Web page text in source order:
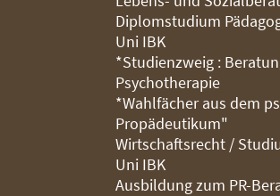
Diplomstudium
Uni IBK
*Studienzweig :
Psychotherapie
*Wahlfächer aus dem
Propädeutikum"
Wirtschaftsrecht /
Uni IBK
Ausbildung zum PR-